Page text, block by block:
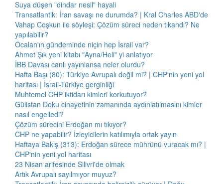
Suya düşen "dindar nesil" hayali
Transatlantik: İran savaşı ne durumda? | Kral Charles ABD'de
Vahap Coşkun ile söyleşi: Çözüm süreci neden tıkandı? Ne
yapılabilir?
Öcalan'ın gündeminde niçin hep İsrail var?
Ahmet Şık yeni kitabı "Ayna/Heli" yi anlatıyor
İBB Davası canlı yayınlansa neler olurdu?
Hafta Başı (80): Türkiye Avrupalı değil mi? | CHP'nin yeni yol
haritası | İsrail-Türkiye gerginliği
Muhtemel CHP iktidarı kimleri korkutuyor?
Gülistan Doku cinayetinin zamanında aydınlatılmasını kimler
nasıl engelledi?
Çözüm sürecini Erdoğan mı tıkıyor?
CHP ne yapabilir? İzleyicilerin katılımıyla ortak yayın
Haftaya Bakış (313): Erdoğan sürece mührünü vuracak mı? |
CHP'nin yeni yol haritası
23 Nisan arifesinde Silivri'de olmak
Artık Avrupalı sayılmıyor muyuz?